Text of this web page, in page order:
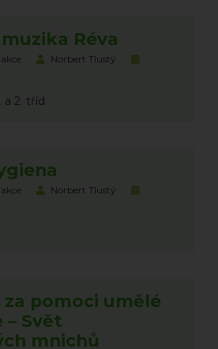
Réva
Norbert Tlustý
a 2. tříd
Norbert Tlustý
pomoci umělé
Svět
mnichů